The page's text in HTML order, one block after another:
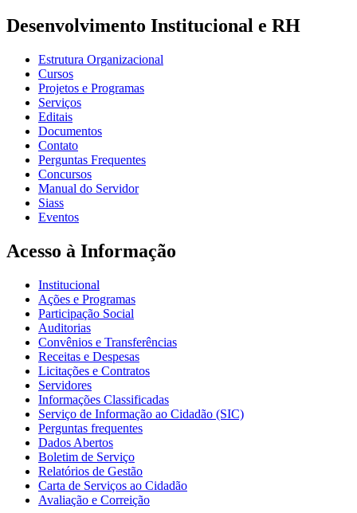
Desenvolvimento Institucional e RH
Estrutura Organizacional
Cursos
Projetos e Programas
Serviços
Editais
Documentos
Contato
Perguntas Frequentes
Concursos
Manual do Servidor
Siass
Eventos
Acesso à Informação
Institucional
Ações e Programas
Participação Social
Auditorias
Convênios e Transferências
Receitas e Despesas
Licitações e Contratos
Servidores
Informações Classificadas
Serviço de Informação ao Cidadão (SIC)
Perguntas frequentes
Dados Abertos
Boletim de Serviço
Relatórios de Gestão
Carta de Serviços ao Cidadão
Avaliação e Correição